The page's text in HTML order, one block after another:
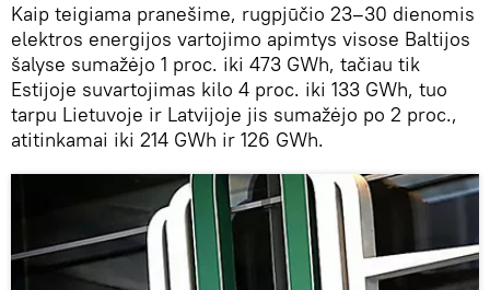
Kaip teigiama pranešime, rugpjūčio 23–30 dienomis
elektros energijos vartojimo apimtys visose Baltijos
šalyse sumažėjo 1 proc. iki 473 GWh, tačiau tik
Estijoje suvartojimas kilo 4 proc. iki 133 GWh, tuo
tarpu Lietuvoje ir Latvijoje jis sumažėjo po 2 proc.,
atitinkamai iki 214 GWh ir 126 GWh.